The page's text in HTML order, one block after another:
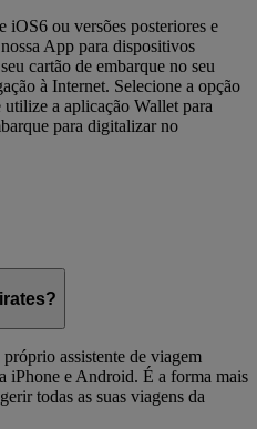
iOS6 ou versões posteriores e
App para dispositivos
cartão de embarque no seu
à Internet. Selecione a opção
a aplicação Wallet para
para digitalizar no
assistente de viagem
iPhone e Android. É a forma mais
todas as suas viagens da